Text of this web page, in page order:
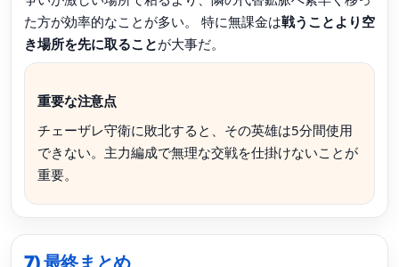
た方が効率的なことが多い。 特に無課金は戦うことより空
き場所を先に取ることが大事だ。
重要な注意点
チェーザレ守衛に敗北すると、その英雄は5分間使用
できない。主力編成で無理な交戦を仕掛けないことが
重要。
7) 最終まとめ